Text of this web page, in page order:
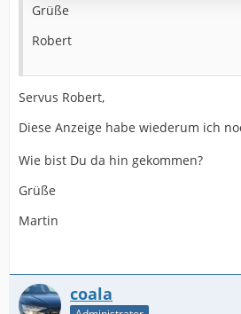
Grüße
Robert
Servus Robert,
Diese Anzeige habe wiederum ich
Wie bist Du da hin gekommen?
Grüße
Martin
coala